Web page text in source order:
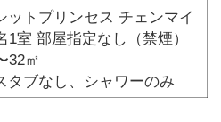
ットプリンセス チェンマイ
1室 部屋指定なし（禁煙）
32㎡
タブなし、シャワーのみ